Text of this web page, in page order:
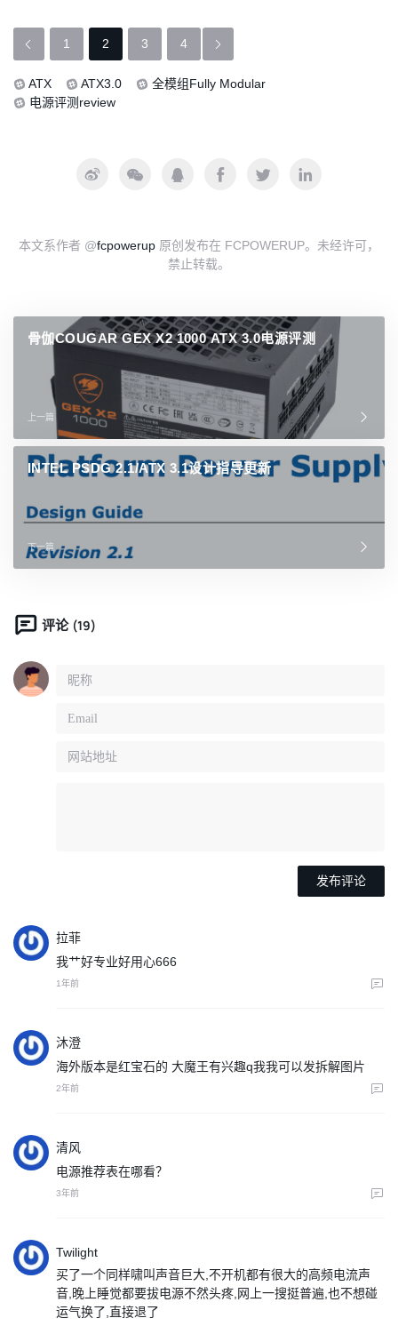
文
1 2 3 4
ATX ATX3.0
全模组Fully Modular
电源评测review
本文系作者 @fcpowerup 原创发布在 FCPOWERUP。未经许可，
禁止转载。
骨伽COUGAR GEX X2 1000 ATX 3.0电源评测
上一篇
INTEL PSDG 2.1/ATX 3.1设计指导更新
下一篇
评论 (19)
拉菲
我艹好专业好用心666
1年前
沐澄
海外版本是红宝石的 大魔王有兴趣q我我可以发拆解图片
2年前
清风
电源推荐表在哪看？
3年前
Twilight
买了一个同样啸叫声音巨大,不开机都有很大的高频电流声
音,晚上睡觉都要拔电源不然头疼,网上一搜挺普遍,也不想碰
运气换了,直接退了